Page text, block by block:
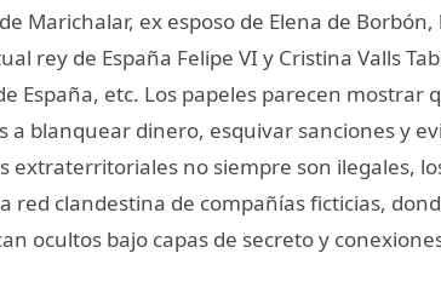
Marichalar, ex esposo de Elena de
rey de España Felipe VI y Cristina Valls
España, etc. Los papeles parecen mostrar
a blanquear dinero, esquivar sanciones y
extraterritoriales no siempre son ilegales,
red clandestina de compañías ficticias,
ocultos bajo capas de secreto y